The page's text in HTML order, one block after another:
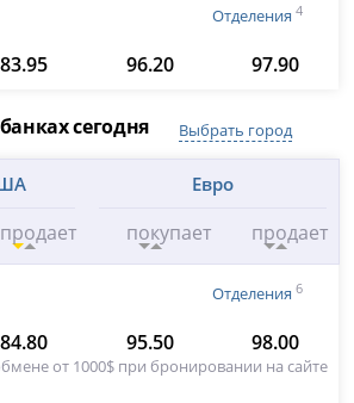
Отделения 4
83.95 96.20 97.90
сегодня Выбрать город
продает
Евро
покупает продает
Отделения 6
84.80 95.50 98.00
от 1000$ при бронировании на сайте